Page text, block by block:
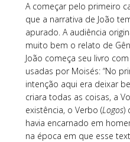
A começar pelo primeiro
que a narrativa de João
apurado. A audiência
muito bem o relato de
João começa seu livro
usadas por Moisés: “No
intenção aqui era deixar
criara todas as coisas, a
existência, o Verbo (Logos)
havia encarnado em
na época em que esse